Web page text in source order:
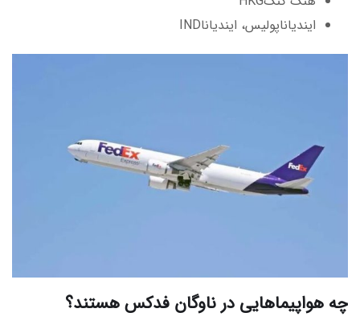
ایندیاناپولیس، ایندیاناIND
چه هواپیماهایی در ناوگان فدکس هستند؟